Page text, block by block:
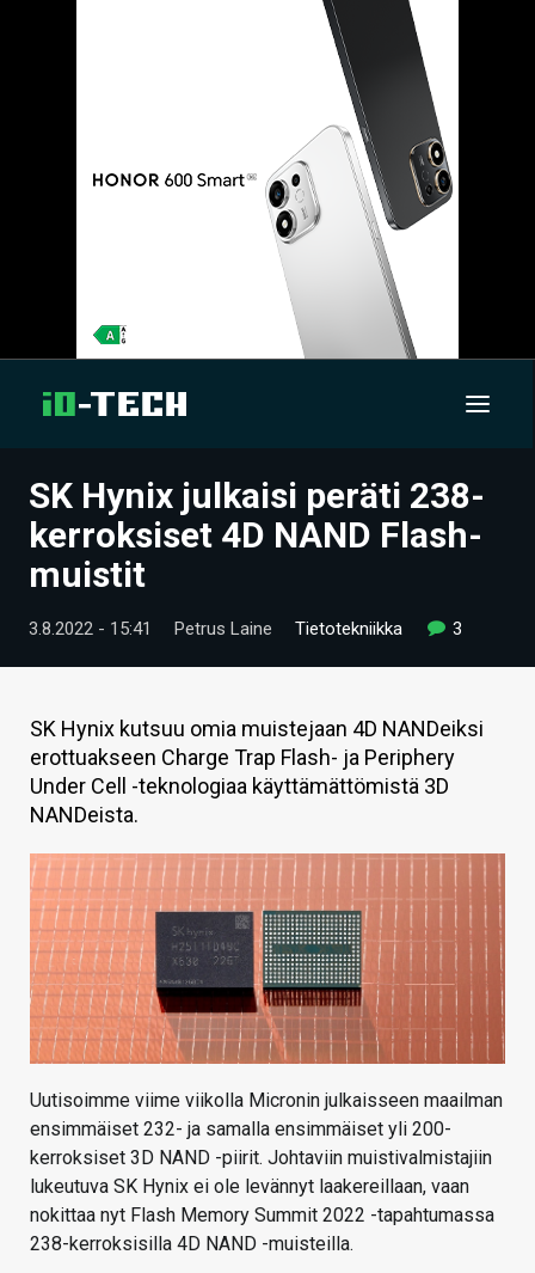
UUTISET
ARTIKKELIT
VIDEOT
TECHBBS
TIETOA
HINTA.FI
KAUPPA
VAIHDA TEEMA
HAKU
SK Hynix julkaisi peräti 238-
kerroksiset 4D NAND Flash-
muistit
3.8.2022 - 15:41 Petrus Laine Tietotekniikka 3
SK Hynix kutsuu omia muistejaan 4D NANDeiksi
erottuakseen Charge Trap Flash- ja Periphery
Under Cell -teknologiaa käyttämättömistä 3D
NANDeista.
Uutisoimme viime viikolla Micronin julkaisseen maailman
ensimmäiset 232- ja samalla ensimmäiset yli 200-
kerroksiset 3D NAND -piirit. Johtaviin muistivalmistajiin
lukeutuva SK Hynix ei ole levännyt laakereillaan, vaan
nokittaa nyt Flash Memory Summit 2022 -tapahtumassa
238-kerroksisilla 4D NAND -muisteilla.